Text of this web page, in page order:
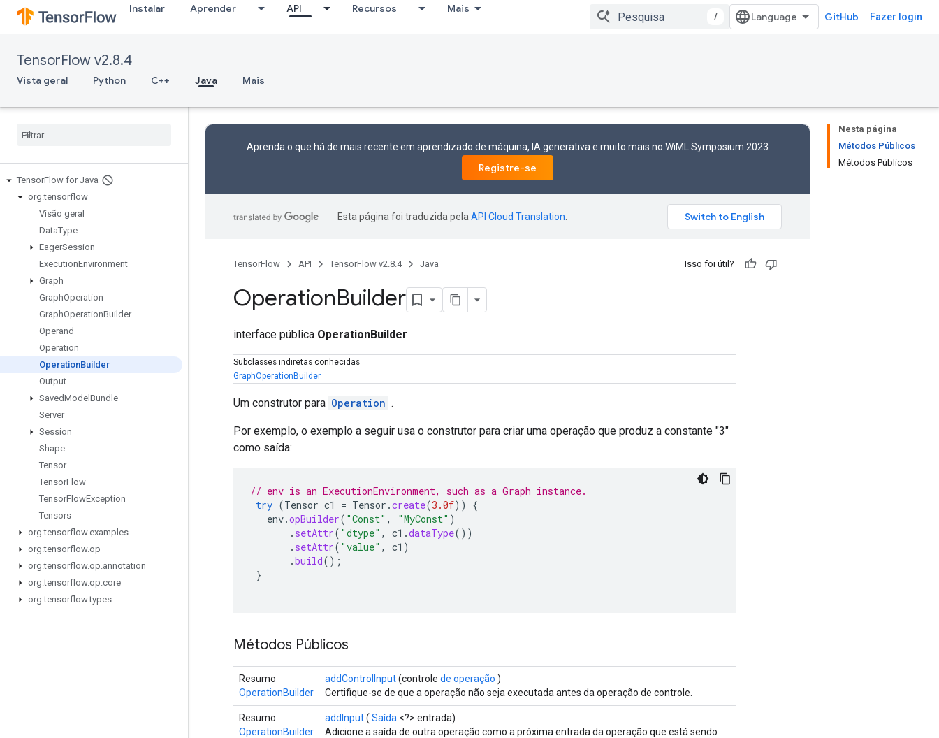
Instalar Aprender API Recursos Mais
/ GitHub Fazer login
TensorFlow v2.8.4
Vista geral Python C++ Java Mais
TensorFlow for Java
org.tensorflow
Visão geral
DataType
EagerSession
ExecutionEnvironment
Graph
GraphOperation
GraphOperationBuilder
Operand
Operation
OperationBuilder
Output
SavedModel Bundle
Server
Session
Shape
Tensor
TensorFlow
TensorFlowException
Tensors
org.tensorflow.examples
org.tensorflow.op
org.tensorflow.op.annotation
org.tensorflow.op.core
org.tensorflow.types
Nesta página
Métodos Públicos
Métodos Públicos
Aprenda o que há de mais recente em aprendizado de máquina, IA generativa e muito mais no WiML Symposium 2023
Registre-se
Esta página foi traduzida pela API Cloud Translation
TensorFlow API TensorFlow v2.8.4 Java Isso foi útil?
OperationBuilder
interface pública OperationBuilder
Subclasses indiretas conhecidas
GraphOperationBuilder
Um construtor para Operation .
Por exemplo, o exemplo a seguir usa o construtor para criar uma operação que produz a constante "3"
como saída:
// env is an ExecutionEnvironment, such as a Graph instance.
try (Tensor c1 = Tensor .create(3.0f))
{
env.opBuilder( "Const" , "MyConst" )
. setAttr( "dtype" , c1 .dataType())
. setAttr( "value" , c1 )
.build();
}
Métodos Públicos
Resumo
OperationBuilder
addControlInput(controle de operação )
Certifique-se de que a operação não seja executada antes da operação de controle.
Resumo
OperationBuilder
addInput( Saída <?> entrada)
Adicione a saída de outra operação como a próxima entrada da operação que está sendo